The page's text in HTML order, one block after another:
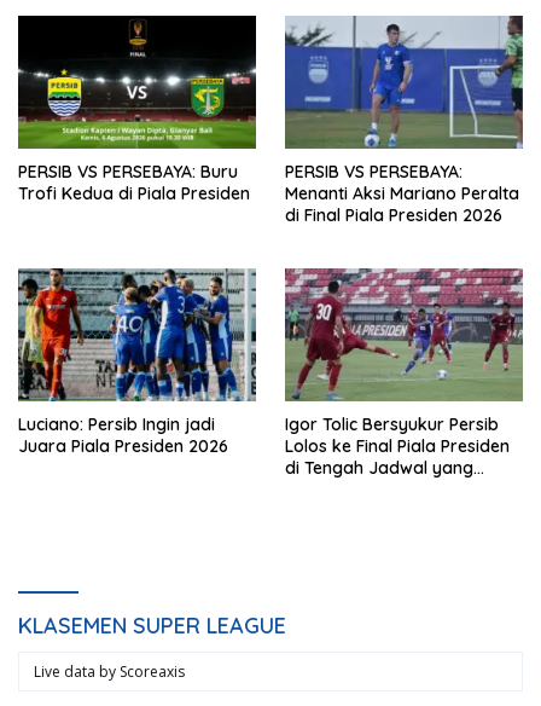
PERSIB VS PERSEBAYA: Buru
Trofi Kedua di Piala Presiden
PERSIB VS PERSEBAYA:
Menanti Aksi Mariano Peralta
di Final Piala Presiden 2026
Luciano: Persib Ingin jadi
Juara Piala Presiden 2026
Igor Tolic Bersyukur Persib
Lolos ke Final Piala Presiden
di Tengah Jadwal yang
KLASEMEN SUPER LEAGUE
Live data by Scoreaxis